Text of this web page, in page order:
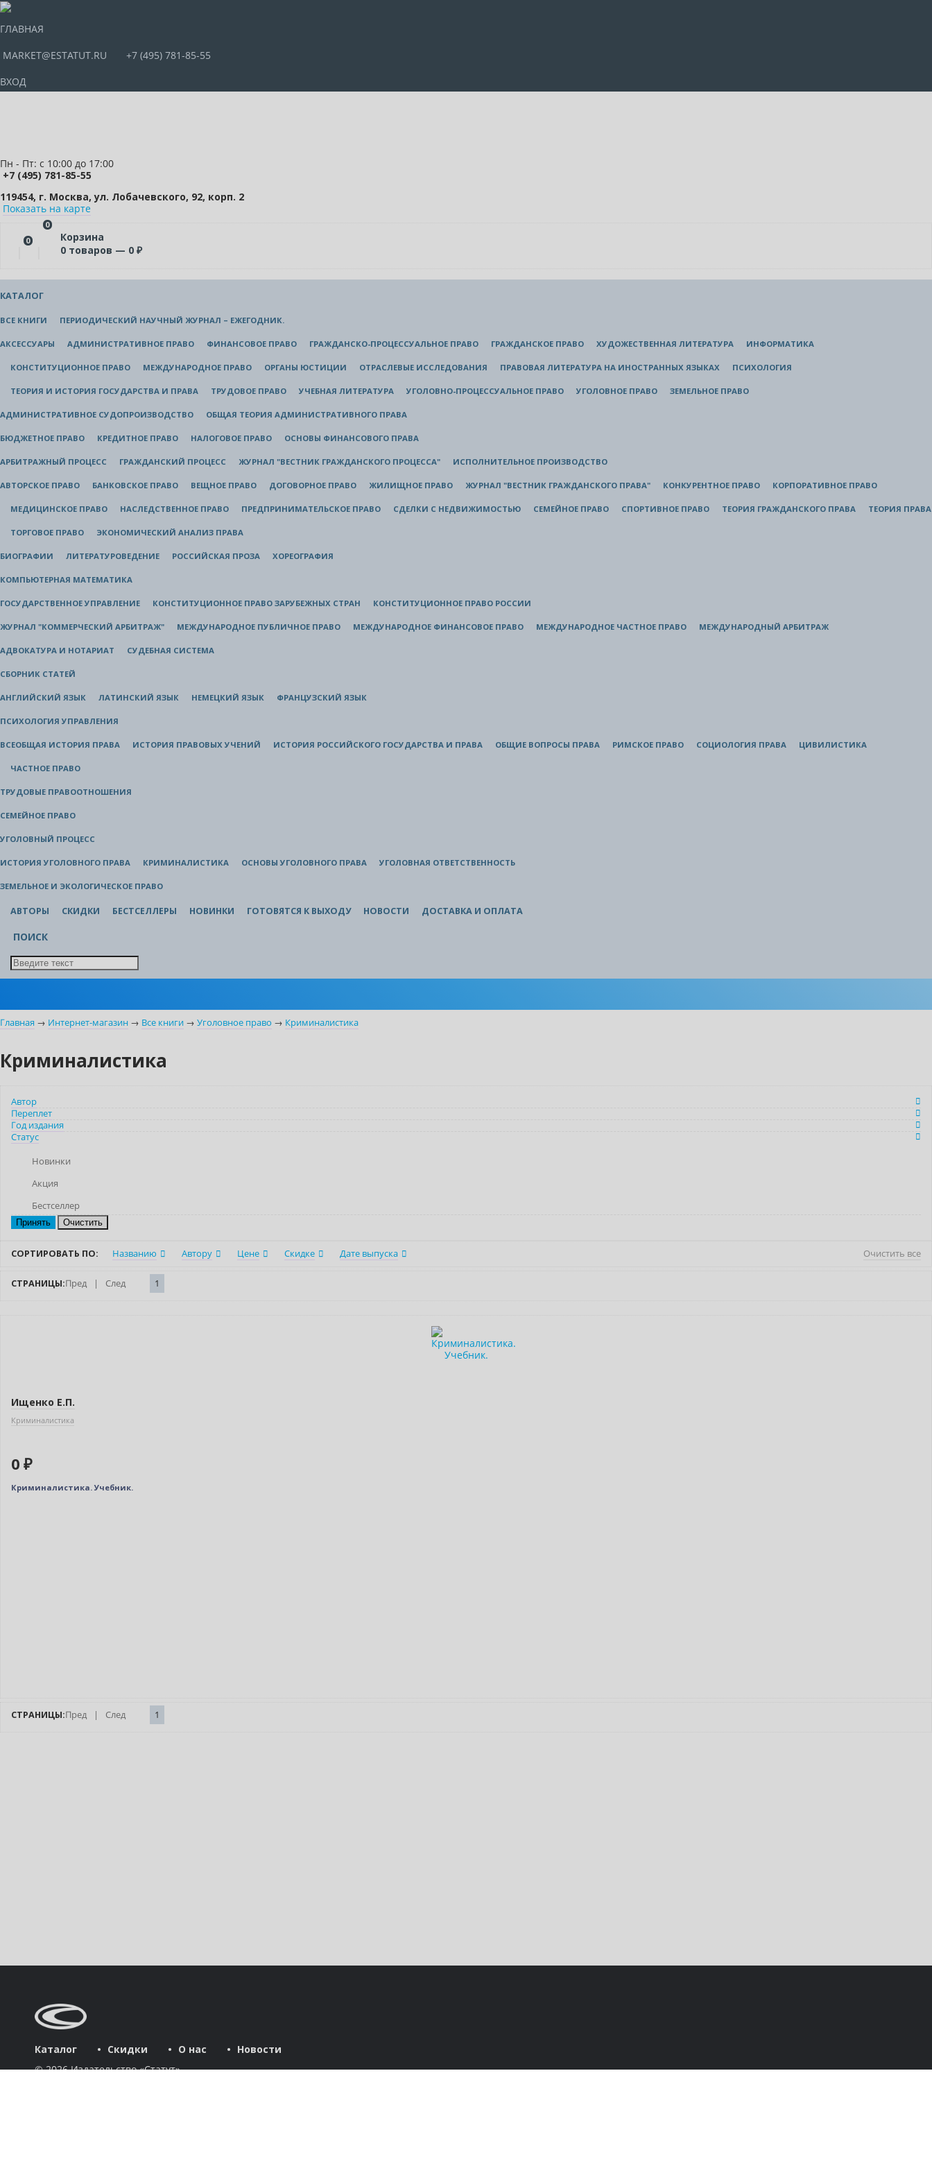
ГЛАВНАЯ
MARKET@ESTATUT.RU
+7 (495) 781-85-55
ВХОД
Пн - Пт: с 10:00 до 17:00
+7 (495) 781-85-55
119454, г. Москва, ул. Лобачевского, 92, корп. 2
Показать на карте
0
0
Корзина
0 товаров — 0 ₽
КАТАЛОГ
ВСЕ КНИГИ ПЕРИОДИЧЕСКИЙ НАУЧНЫЙ ЖУРНАЛ – ЕЖЕГОДНИК.
АКСЕССУАРЫ АДМИНИСТРАТИВНОЕ ПРАВО ФИНАНСОВОЕ ПРАВО ГРАЖДАНСКО-ПРОЦЕССУАЛЬНОЕ ПРАВО ГРАЖДАНСКОЕ ПРАВО ХУДОЖЕСТВЕННАЯ ЛИТЕРАТУРА ИНФОРМАТИКА
КОНСТИТУЦИОННОЕ ПРАВО МЕЖДУНАРОДНОЕ ПРАВО ОРГАНЫ ЮСТИЦИИ ОТРАСЛЕВЫЕ ИССЛЕДОВАНИЯ ПРАВОВАЯ ЛИТЕРАТУРА НА ИНОСТРАННЫХ ЯЗЫКАХ ПСИХОЛОГИЯ
ТЕОРИЯ И ИСТОРИЯ ГОСУДАРСТВА И ПРАВА ТРУДОВОЕ ПРАВО УЧЕБНАЯ ЛИТЕРАТУРА УГОЛОВНО-ПРОЦЕССУАЛЬНОЕ ПРАВО УГОЛОВНОЕ ПРАВО ЗЕМЕЛЬНОЕ ПРАВО
АДМИНИСТРАТИВНОЕ СУДОПРОИЗВОДСТВО ОБЩАЯ ТЕОРИЯ АДМИНИСТРАТИВНОГО ПРАВА
БЮДЖЕТНОЕ ПРАВО КРЕДИТНОЕ ПРАВО НАЛОГОВОЕ ПРАВО ОСНОВЫ ФИНАНСОВОГО ПРАВА
АРБИТРАЖНЫЙ ПРОЦЕСС ГРАЖДАНСКИЙ ПРОЦЕСС ЖУРНАЛ "ВЕСТНИК ГРАЖДАНСКОГО ПРОЦЕССА" ИСПОЛНИТЕЛЬНОЕ ПРОИЗВОДСТВО
АВТОРСКОЕ ПРАВО БАНКОВСКОЕ ПРАВО ВЕЩНОЕ ПРАВО ДОГОВОРНОЕ ПРАВО ЖИЛИЩНОЕ ПРАВО ЖУРНАЛ "ВЕСТНИК ГРАЖДАНСКОГО ПРАВА" КОНКУРЕНТНОЕ ПРАВО КОРПОРАТИВНОЕ ПРАВО
МЕДИЦИНСКОЕ ПРАВО НАСЛЕДСТВЕННОЕ ПРАВО ПРЕДПРИНИМАТЕЛЬСКОЕ ПРАВО СДЕЛКИ С НЕДВИЖИМОСТЬЮ СЕМЕЙНОЕ ПРАВО СПОРТИВНОЕ ПРАВО ТЕОРИЯ ГРАЖДАНСКОГО ПРАВА ТЕОРИЯ ПРАВА
ТОРГОВОЕ ПРАВО ЭКОНОМИЧЕСКИЙ АНАЛИЗ ПРАВА
БИОГРАФИИ ЛИТЕРАТУРОВЕДЕНИЕ РОССИЙСКАЯ ПРОЗА ХОРЕОГРАФИЯ
КОМПЬЮТЕРНАЯ МАТЕМАТИКА
ГОСУДАРСТВЕННОЕ УПРАВЛЕНИЕ КОНСТИТУЦИОННОЕ ПРАВО ЗАРУБЕЖНЫХ СТРАН КОНСТИТУЦИОННОЕ ПРАВО РОССИИ
ЖУРНАЛ "КОММЕРЧЕСКИЙ АРБИТРАЖ" МЕЖДУНАРОДНОЕ ПУБЛИЧНОЕ ПРАВО МЕЖДУНАРОДНОЕ ФИНАНСОВОЕ ПРАВО МЕЖДУНАРОДНОЕ ЧАСТНОЕ ПРАВО МЕЖДУНАРОДНЫЙ АРБИТРАЖ
АДВОКАТУРА И НОТАРИАТ СУДЕБНАЯ СИСТЕМА
СБОРНИК СТАТЕЙ
АНГЛИЙСКИЙ ЯЗЫК ЛАТИНСКИЙ ЯЗЫК НЕМЕЦКИЙ ЯЗЫК ФРАНЦУЗСКИЙ ЯЗЫК
ПСИХОЛОГИЯ УПРАВЛЕНИЯ
ВСЕОБЩАЯ ИСТОРИЯ ПРАВА ИСТОРИЯ ПРАВОВЫХ УЧЕНИЙ ИСТОРИЯ РОССИЙСКОГО ГОСУДАРСТВА И ПРАВА ОБЩИЕ ВОПРОСЫ ПРАВА РИМСКОЕ ПРАВО СОЦИОЛОГИЯ ПРАВА ЦИВИЛИСТИКА
ЧАСТНОЕ ПРАВО
ТРУДОВЫЕ ПРАВООТНОШЕНИЯ
СЕМЕЙНОЕ ПРАВО
УГОЛОВНЫЙ ПРОЦЕСС
ИСТОРИЯ УГОЛОВНОГО ПРАВА КРИМИНАЛИСТИКА ОСНОВЫ УГОЛОВНОГО ПРАВА УГОЛОВНАЯ ОТВЕТСТВЕННОСТЬ
ЗЕМЕЛЬНОЕ И ЭКОЛОГИЧЕСКОЕ ПРАВО
АВТОРЫ СКИДКИ БЕСТСЕЛЛЕРЫ НОВИНКИ ГОТОВЯТСЯ К ВЫХОДУ НОВОСТИ ДОСТАВКА И ОПЛАТА
ПОИСК
Главная → Интернет-магазин → Все книги → Уголовное право → Криминалистика
Криминалистика
Автор
Переплет
Год издания
Статус
Новинки
Акция
Бестселлер
Очистить
СОРТИРОВАТЬ ПО: Названию Автору Цене Скидке Дате выпуска Очистить все
СТРАНИЦЫ:Пред | След 1
Ищенко Е.П.
Криминалистика
0 ₽
Криминалистика. Учебник.
СТРАНИЦЫ:Пред | След 1
Каталог Скидки О нас
Новости
© 2026 Издательство «Статут»